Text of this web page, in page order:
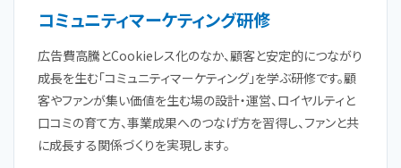
コミュニティマーケティング研修
広告費高騰とCookieレス化のなか、顧客と安定的につながり
成長を生む「コミュニティマーケティング」を学ぶ研修です。顧
客やファンが集い価値を生む場の設計・運営、ロイヤルティと
口コミの育て方、事業成果へのつなげ方を習得し、ファンと共
に成長する関係づくりを実現します。